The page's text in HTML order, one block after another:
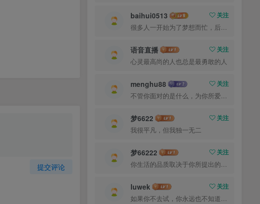
提交评论
baihui0513
关注
很多人一开始为了梦想而忙，后来忙得忘了梦想
语音直播
关注
心灵最高尚的人也总是最勇敢的人
menghu88
关注
不管你面对的是什么，为你所爱的而奋斗都会是值得的
梦6622
关注
我很平凡，但我独一无二
梦66222
关注
你生活的品质取决于你所提出的问题
luwek
关注
如果你不去试，你永远也不知道结果，所以去试试吧